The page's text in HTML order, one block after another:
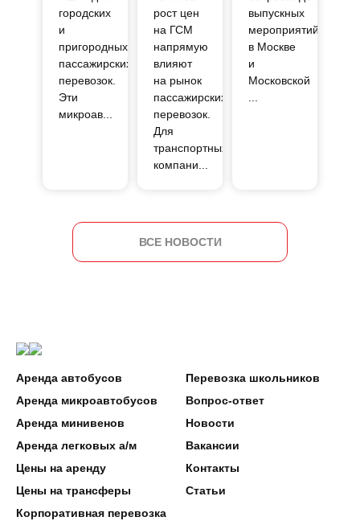
городских
и
пригородных
пассажирских
перевозок.
Эти
микроав...
рост цен
на ГСМ
напрямую
влияют
на рынок
пассажирских
перевозок.
Для
транспортных
компани...
выпускных
мероприятий
в Москве
и
Московской
ВСЕ НОВОСТИ
Аренда автобусов
Аренда микроавтобусов
Аренда минивенов
Аренда легковых а/м
Цены на аренду
Цены на трансферы
Корпоративная перевозка
Перевозка школьников
Вопрос-ответ
Новости
Вакансии
Контакты
Статьи